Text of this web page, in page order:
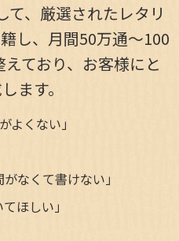
て、厳選されたレタリ
し、月間50万通～100
ており、お客様にと
ます。
よくない」
なくて書けない」
ほしい」